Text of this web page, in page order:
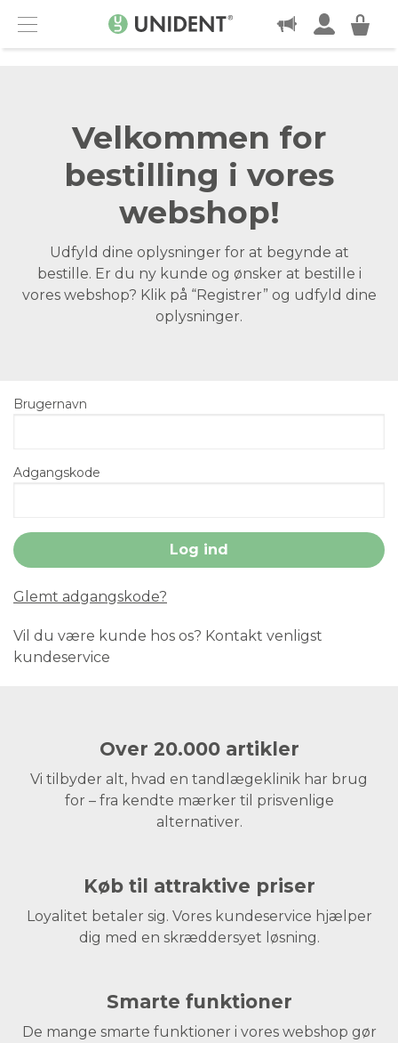
Menu
KONTAKT
Velkommen for
bestilling i vores
webshop!
Udfyld dine oplysninger for at begynde at
bestille. Er du ny kunde og ønsker at bestille i
vores webshop? Klik på “Registrer” og udfyld dine
oplysninger.
Brugernavn
Adgangskode
Glemt adgangskode?
Vil du være kunde hos os? Kontakt venligst
kundeservice
Over 20.000 artikler
Vi tilbyder alt, hvad en tandlægeklinik har brug
for – fra kendte mærker til prisvenlige
alternativer.
Køb til attraktive priser
Loyalitet betaler sig. Vores kundeservice hjælper
dig med en skræddersyet løsning.
Smarte funktioner
De mange smarte funktioner i vores webshop gør